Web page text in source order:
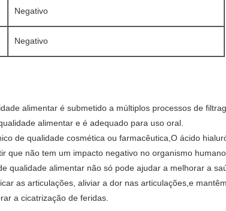
Negativo
Negativo
alimentar é submetido a múltiplos processos de
alimentar e é adequado para uso oral.
de qualidade cosmética ou farmacêutica,O ácido
que não tem um impacto negativo no organismo humano.
qualidade alimentar não só pode ajudar a melhorar a
as articulações, aliviar a dor nas articulações,e
a cicatrização de feridas.